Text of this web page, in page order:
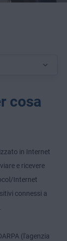
cosa
in Internet
e ricevere
Internet
connessi a
(l'agenzia